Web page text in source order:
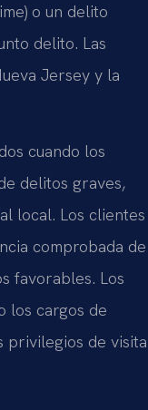
o un delito
delito. Las
Jersey y la
cuando los
delitos graves,
local. Los clientes
comprobada de
favorables. Los
los cargos de
privilegios de visita